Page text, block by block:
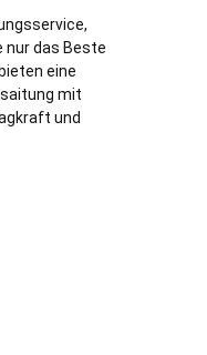
nur das Beste
eine
mit
und